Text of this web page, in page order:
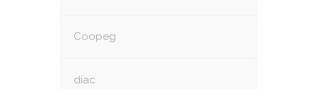
Coopeg
diac